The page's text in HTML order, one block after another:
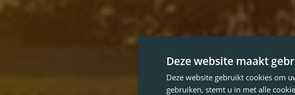
Deze website maakt
Deze website gebruikt cookies om
gebruiken, stemt u in met alle